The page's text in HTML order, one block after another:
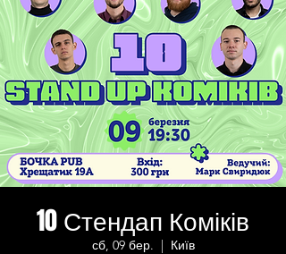
10 Стендап Коміків
сб, 09 бер.
  |
Київ